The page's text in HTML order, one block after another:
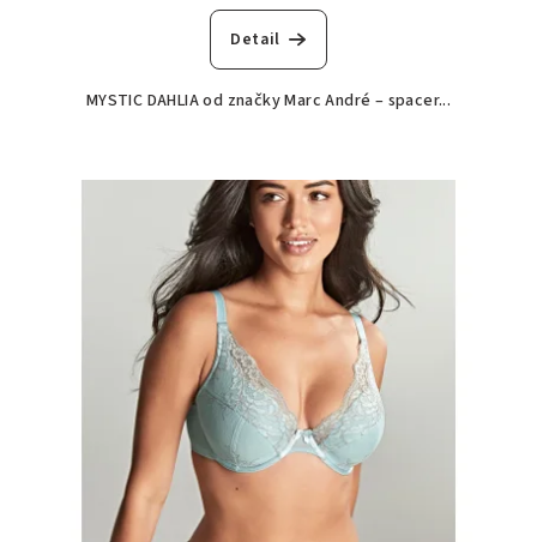
Detail
MYSTIC DAHLIA od značky Marc André – spacer...